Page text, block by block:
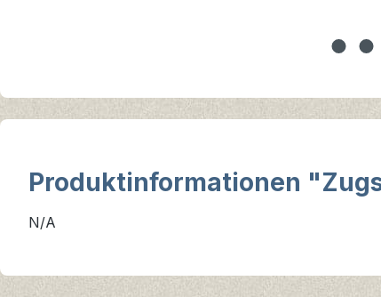
Produktinformationen
N/A